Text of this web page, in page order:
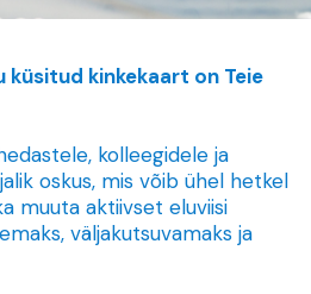
küsitud kinkekaart on Teie
kolleegidele ja
oskus, mis võib ühel hetkel
muuta aktiivset eluviisi
väljakutsuvamaks ja